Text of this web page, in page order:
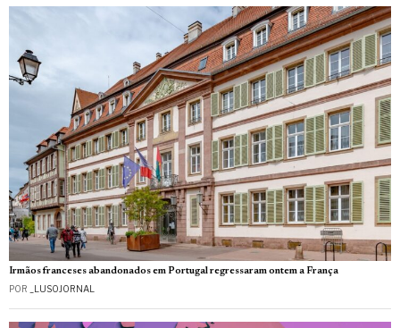
Irmãos franceses abandonados em Portugal regressaram ontem a França
POR _LUSOJORNAL